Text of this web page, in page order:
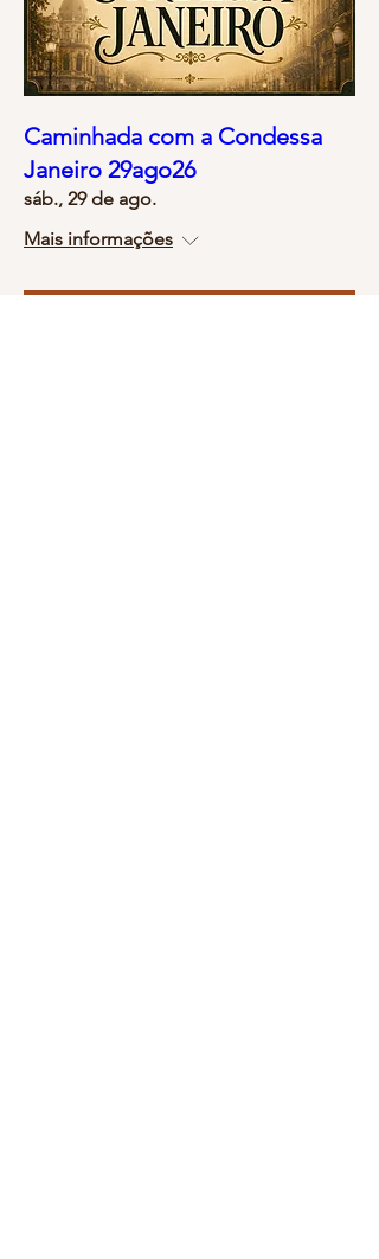
Caminhada com a Condessa
Janeiro 29ago26
sáb., 29 de ago.
Mais informações